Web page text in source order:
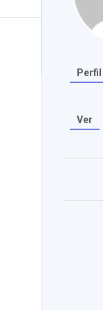
Perfil
Ver